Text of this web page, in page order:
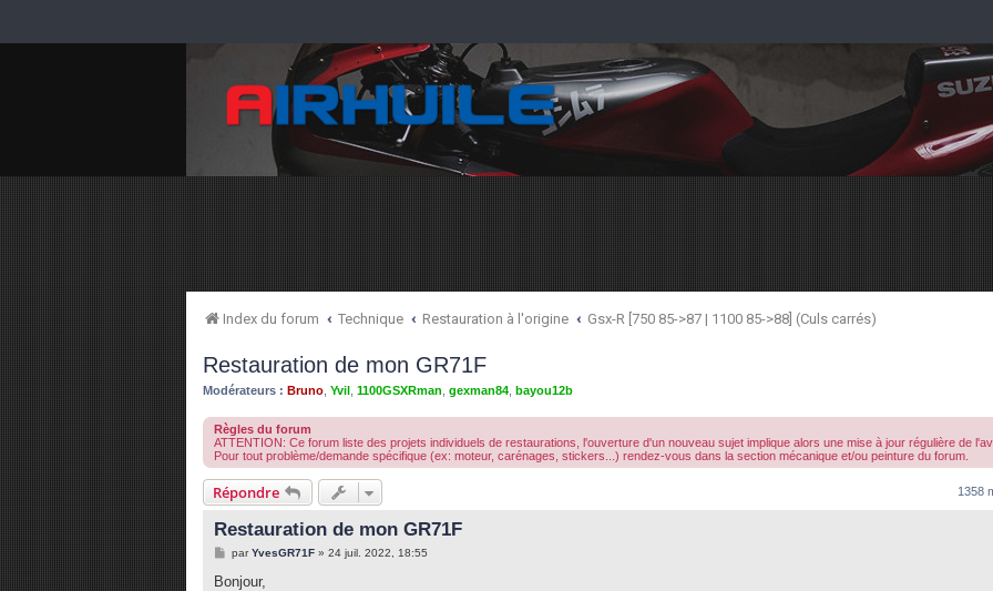
Index du forum Technique Restauration à l'origine Gsx-R [750 85->87 | 1100 85->88] (Culs carrés)
Restauration de mon GR71F
Modérateurs : Bruno Yvil 1100GSXRman gexman84 bayou12b
Règles du forum
ATTENTION: Ce forum liste des projets individuels de restaurations, l'ouverture d'un nouveau sujet implique alors une mise à jour régulière de
Pour tout problème/demande spécifique (ex: moteur, carénages, stickers...) rendez-vous dans la section mécanique et/ou peinture du forum.
Répondre 1358
Restauration de mon GR71F
M
s
parYvesGR71F» 24 juil. 2022, 18:55
Bonjour,